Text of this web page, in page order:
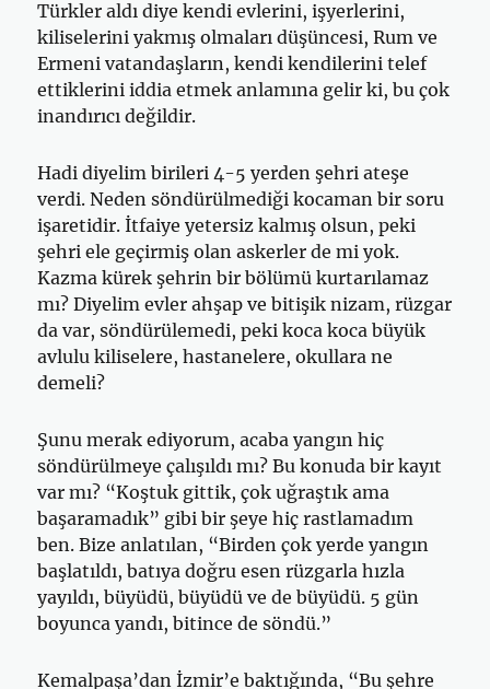
Türkler aldı diye kendi evlerini, işyerlerini,
kiliselerini yakmış olmaları düşüncesi, Rum ve
Ermeni vatandaşların, kendi kendilerini telef
ettiklerini iddia etmek anlamına gelir ki, bu çok
inandırıcı değildir.
Hadi diyelim birileri 4-5 yerden şehri ateşe
verdi. Neden söndürülmediği kocaman bir soru
işaretidir. İtfaiye yetersiz kalmış olsun, peki
şehri ele geçirmiş olan askerler de mi yok.
Kazma kürek şehrin bir bölümü kurtarılamaz
mı? Diyelim evler ahşap ve bitişik nizam, rüzgar
da var, söndürülemedi, peki koca koca büyük
avlulu kiliselere, hastanelere, okullara ne
demeli?
Şunu merak ediyorum, acaba yangın hiç
söndürülmeye çalışıldı mı? Bu konuda bir kayıt
var mı? “Koştuk gittik, çok uğraştık ama
başaramadık” gibi bir şeye hiç rastlamadım
ben. Bize anlatılan, “Birden çok yerde yangın
başlatıldı, batıya doğru esen rüzgarla hızla
yayıldı, büyüdü, büyüdü ve de büyüdü. 5 gün
boyunca yandı, bitince de söndü.”
Kemalpaşa’dan İzmir’e baktığında, “Bu şehre